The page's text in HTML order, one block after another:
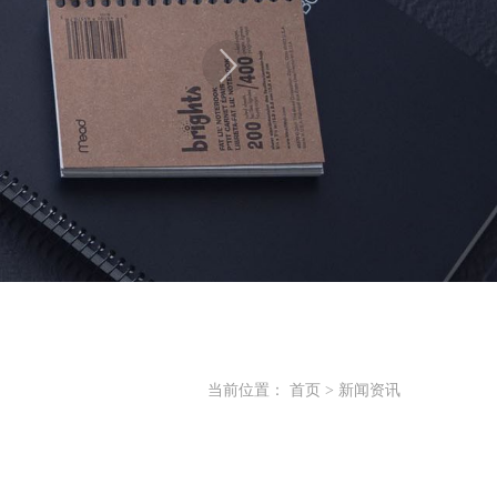
当前位置： 首页 > 新闻资讯